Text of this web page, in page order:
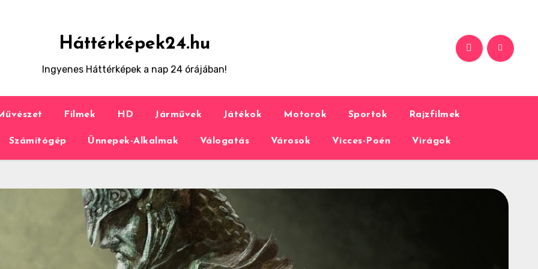
Háttérképek24.hu
Ingyenes Háttérképek a nap 24 órájában!
Filmek HD Járművek Játékok Motorok Sportok Rajzfilmek
Számítógép Ünnepek-Alkalmak Válogatás Városok Vicces-Poén Virágok